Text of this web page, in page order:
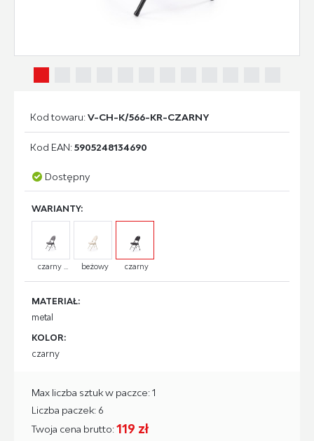
Kod towaru:V-CH-K/566-KR-CZARNY
Kod EAN:5905248134690
Dostępny
WARIANTY:
czarny ... beżowy czarny
MATERIAŁ:
metal
KOLOR:
czarny
Twoja cena brutto:119 zł
Max liczba sztuk w paczce: 1
Liczba paczek: 6